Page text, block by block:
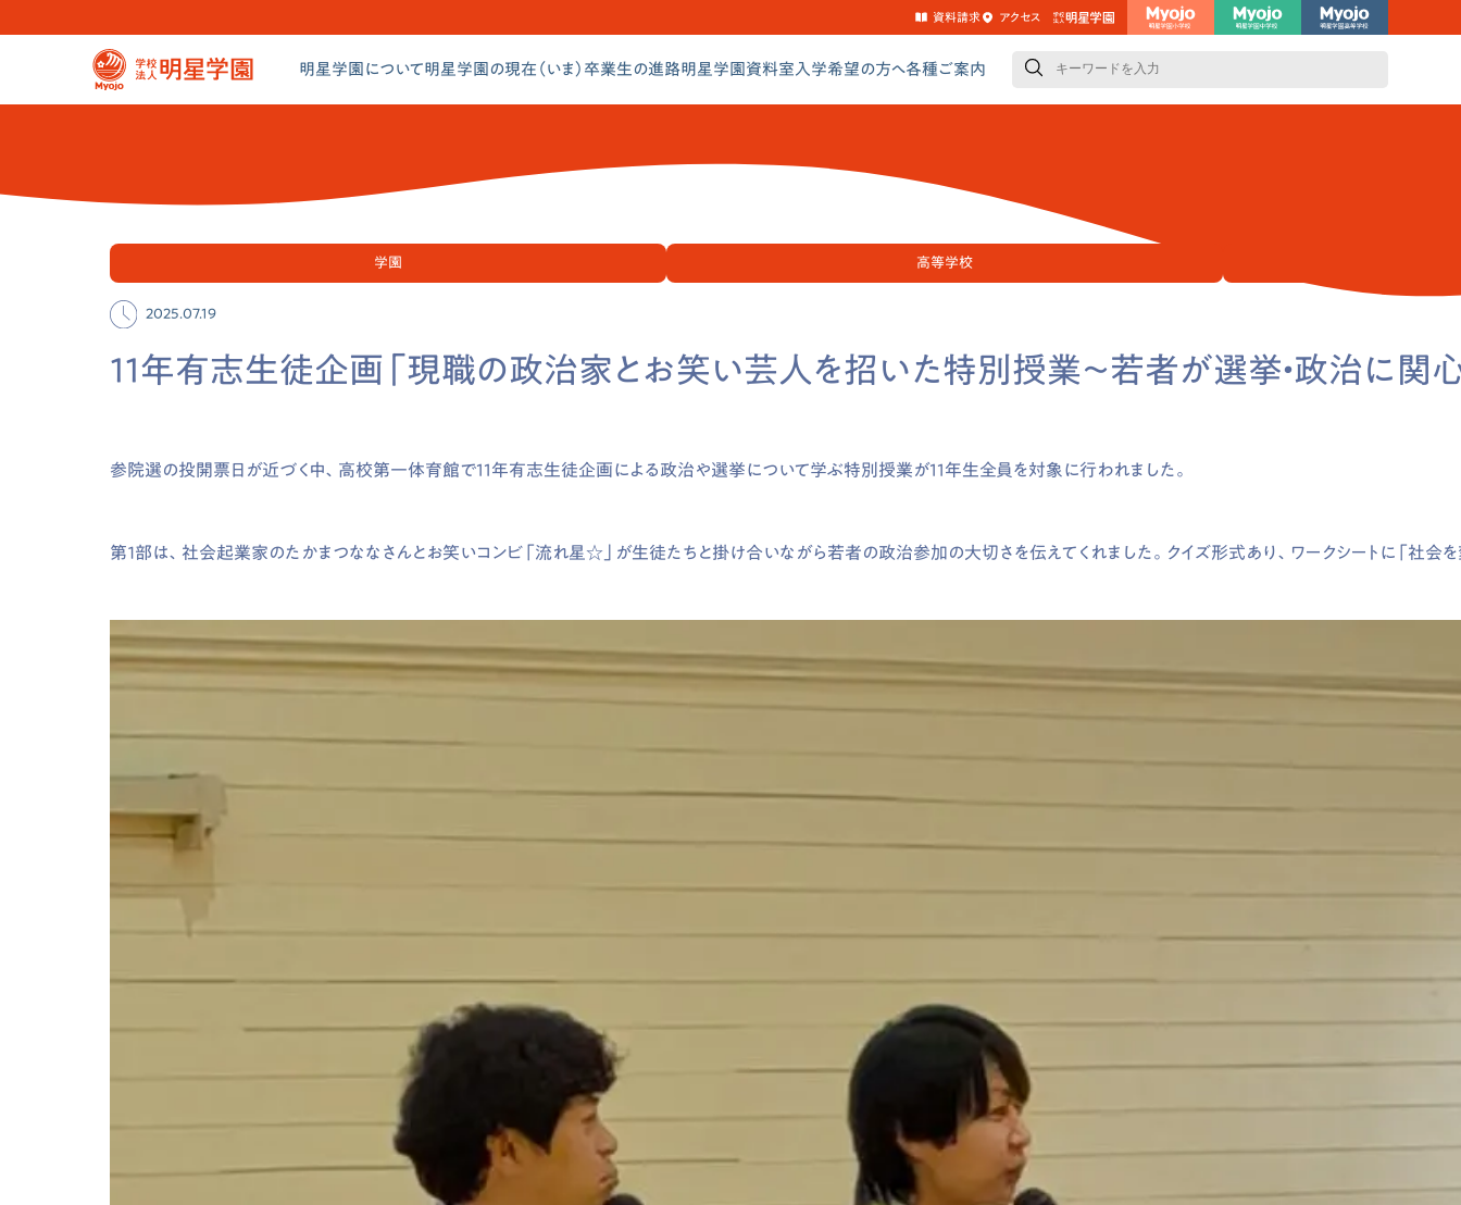
資料請求 アクセス
明星学園について 明星学園の現在（いま） 卒業生の進路明星学園資料室 入学希望の方へ各種ご案内
学園 高等学校
2025.07.19
11年有志生徒企画「現職の政治家とお笑い芸人を招いた特別授業～若者が選挙・政治に関
参院選の投開票日が近づく中、高校第一体育館で11年有志生徒企画による政治や選挙について学ぶ特別授業が11年生全員を対象に行われました。
第１部は、社会起業家のたかまつななさんとお笑いコンビ「流れ星☆」が生徒たちと掛け合いながら若者の政治参加の大切さを伝えてくれました。クイズ形式あり、ワークシートに「社